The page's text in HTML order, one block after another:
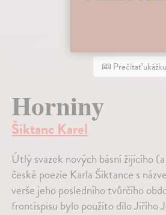
Prečítať ukážku
Horniny
Šiktanc Karel
Útlý svazek nových básní žijícího
české poezie Karla Šiktance s
verše jeho posledního tvůrčího
frontispisu bylo použito dílo Jiřího